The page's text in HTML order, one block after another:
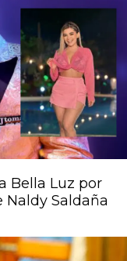
Bella Luz por
Saldaña